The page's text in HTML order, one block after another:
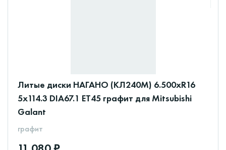
Литые диски НАГАНО (КЛ240М) 6.500xR16
5x114.3 DIA67.1 ET45 графит для Mitsubishi
Galant
графит